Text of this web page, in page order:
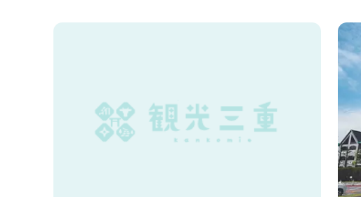
ロととても近い場所にあります。亀山市へのアクセ
●バ